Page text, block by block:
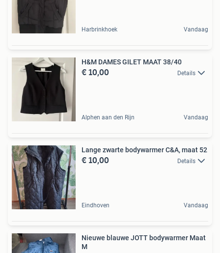
Harbrinkhoek Vandaag
H&M DAMES GILET MAAT 38/40
€ 10,00 Details
Alphen aan den Rijn Vandaag
Lange zwarte bodywarmer C&A, maat 52
€ 10,00 Details
Eindhoven Vandaag
Nieuwe blauwe JOTT bodywarmer Maat
M